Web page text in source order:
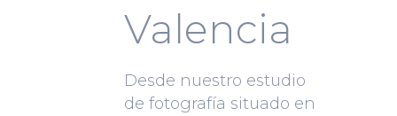
Valencia
Desde nuestro estudio
de fotografía situado en